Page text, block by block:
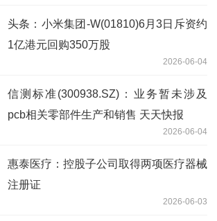
头条：小米集团-W(01810)6月3日斥资约
1亿港元回购350万股
2026-06-04
信测标准(300938.SZ)：业务暂未涉及
pcb相关零部件生产和销售 天天快报
2026-06-04
惠泰医疗：控股子公司取得两项医疗器械
注册证
2026-06-03